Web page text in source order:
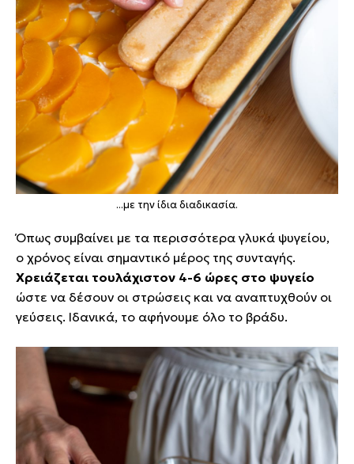
...με την ίδια διαδικασία.
Όπως συμβαίνει με τα περισσότερα γλυκά ψυγείου,
ο χρόνος είναι σημαντικό μέρος της συνταγής.
Χρειάζεται τουλάχιστον 4-6 ώρες στο ψυγείο
ώστε να δέσουν οι στρώσεις και να αναπτυχθούν οι
γεύσεις. Ιδανικά, το αφήνουμε όλο το βράδυ.